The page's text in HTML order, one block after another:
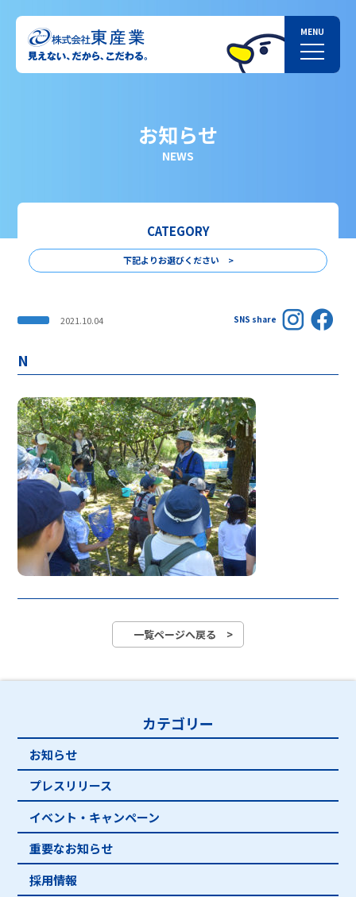
お知らせ
NEWS
CATEGORY
下記よりお選びください >
2021.10.04 SNS share
N
一覧ページへ戻る >
カテゴリー
お知らせ
プレスリリース
イベント・キャンペーン
重要なお知らせ
採用情報